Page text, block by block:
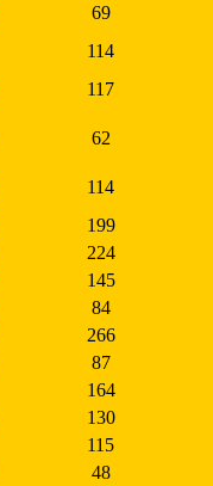
69
114
117
62
114
199
224
145
84
266
87
164
130
115
48